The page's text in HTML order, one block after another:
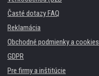
Časté dotazy FAQ
Reklamácia
Obchodné podmienky a cookies
GDPR
Pre firmy a inštitúcie